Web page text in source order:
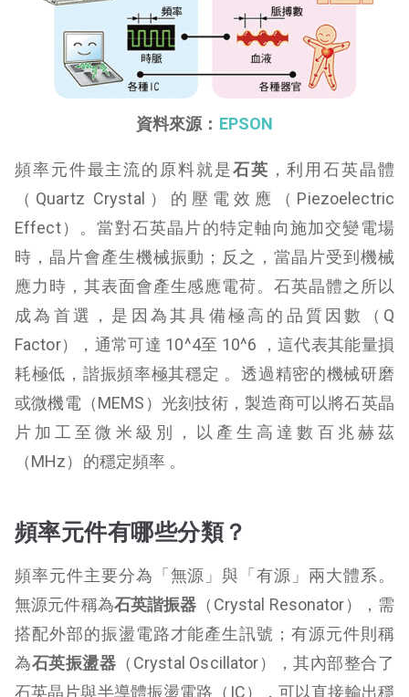
資料來源： EPSON
頻率元件最主流的原料就是石英 ，利用石英晶體
（Quartz Crystal）的壓電效應（Piezoelectric
Effect）。當對石英晶片的特定軸向施加交變電場
時，晶片會產生機械振動；反之，當晶片受到機械
應力時，其表面會產生感應電荷。石英晶體之所以
成為首選，是因為其具備極高的品質因數（Q
Factor），通常可達 10^4至 10^6 ，這代表其能量損
耗極低，諧振頻率極其穩定 。透過精密的機械研磨
或微機電（MEMS）光刻技術，製造商可以將石英晶
片加工至微米級別，以產生高達數百兆赫茲
（MHz）的穩定頻率 。
頻率元件有哪些分類？
頻率元件主要分為「無源」與「有源」兩大體系。
無源元件稱為石英諧振器 （Crystal Resonator），需
搭配外部的振盪電路才能產生訊號；有源元件則稱
為石英振盪器 （Crystal Oscillator），其內部整合了
石英晶片與半導體振盪電路（IC），可以直接輸出穩